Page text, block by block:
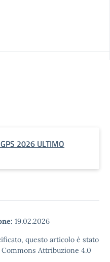
2026 ULTIMO
19.02.2026
questo articolo è stato
Attribuzione 4.0